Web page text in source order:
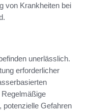
von Krankheiten bei
unerlässlich.
erforderlicher
potenzielle Gefahren